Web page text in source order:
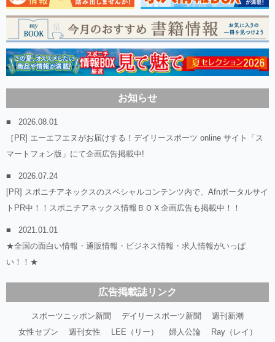
お知らせ
2026.08.01
［PR] エーエフエヌがお届けする！デイリースポーツ online サイト「ス
マートフォン版」にて企画広告掲載中!
2026.07.24
[PR] スポニチアネックスのスペシャルコンテンツ内で、Afnポータルサイ
トPR中！！スポニチアネックス情報ＢＯＸ企画広告も掲載中！！
2021.01.01
★全国の面白い情報・通販情報・ビジネス情報・求人情報がいっぱ
い！！★
広告掲載誌リンク
スポーツニッポン新聞 デイリースポーツ新聞
週刊新潮
女性セブン
週刊女性 LEE（リー） 婦人公論
Ray（レイ）